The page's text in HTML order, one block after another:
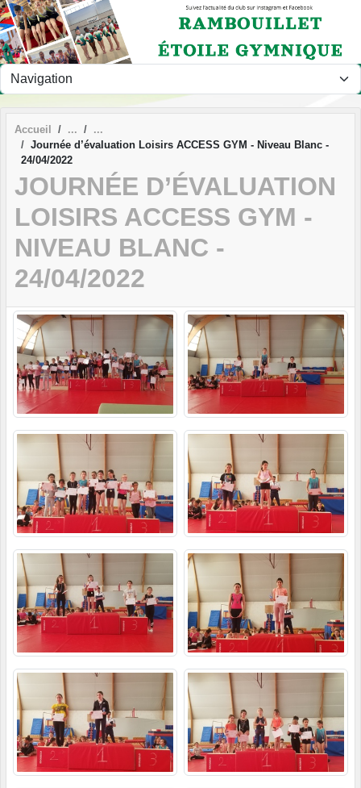
Accueil
Journée d’évaluation Loisirs ACCESS GYM - Niveau Blanc -
24/04/2022
JOURNÉE D’ÉVALUATION
LOISIRS ACCESS GYM -
NIVEAU BLANC -
24/04/2022
Panneau de gestion des cookies